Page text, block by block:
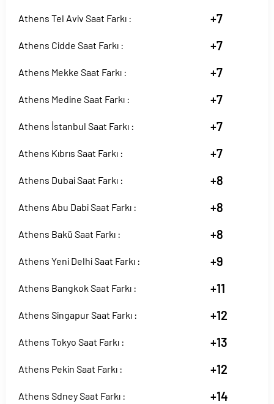
Athens Tel Aviv Saat Farkı : +7
Athens Cidde Saat Farkı : +7
Athens Mekke Saat Farkı : +7
Athens Medine Saat Farkı : +7
Athens İstanbul Saat Farkı : +7
Athens Kıbrıs Saat Farkı : +7
Athens Dubai Saat Farkı : +8
Athens Abu Dabi Saat Farkı : +8
Athens Bakü Saat Farkı : +8
Athens Yeni Delhi Saat Farkı : +9
Athens Bangkok Saat Farkı : +11
Athens Singapur Saat Farkı : +12
Athens Tokyo Saat Farkı : +13
Athens Pekin Saat Farkı : +12
Athens Sdney Saat Farkı : +14